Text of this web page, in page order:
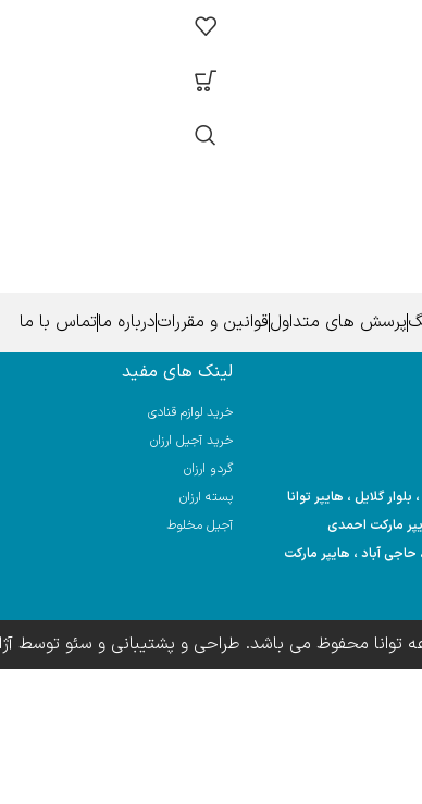
پرسش های متداولقوانین و مقرراتدرباره ماتماس با ما
گلایل ، هایپر توانا
، حاجی آباد ، هایپر مارکت
لینک های مفید
خرید لوازم قنادی
خرید آجیل ارزان
گردو ارزان
پسته ارزان
آجیل مخلوط
توانا محفوظ می باشد. طراحی و پشتیبانی و سئو توسط